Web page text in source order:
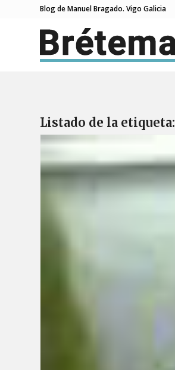
Blog de Manuel Bragado. Vigo Galicia
Listado de la etiqueta: